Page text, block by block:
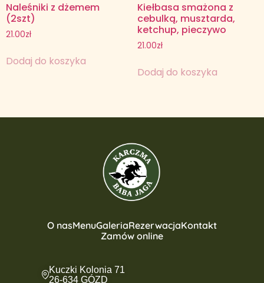
Naleśniki z dżemem
(2szt)
21.00zł
Dodaj do koszyka
Kiełbasa smażona z
cebulką, musztarda,
ketchup, pieczywo
21.00zł
Dodaj do koszyka
O nasMenuGaleriaRezerwacjaKontakt
Zamów online
Kuczki Kolonia 71
26-634 GÓZD